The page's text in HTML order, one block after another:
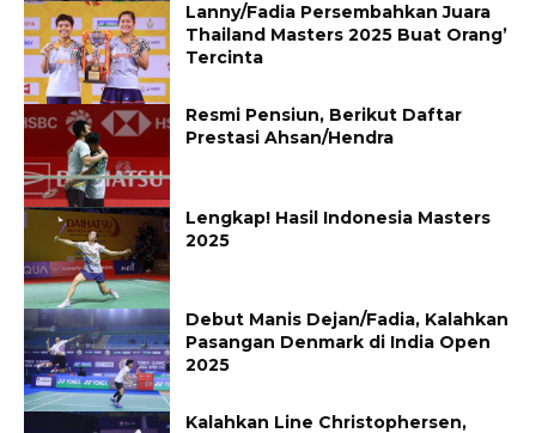
Lanny/Fadia Persembahkan Juara
Thailand Masters 2025 Buat Orang’
Tercinta
Resmi Pensiun, Berikut Daftar
Prestasi Ahsan/Hendra
Lengkap! Hasil Indonesia Masters
2025
Debut Manis Dejan/Fadia, Kalahkan
Pasangan Denmark di India Open
2025
Kalahkan Line Christophersen,